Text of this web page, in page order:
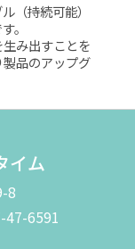
（持続可能）
。
み出すことを
品のアップグ
イム
8
6591